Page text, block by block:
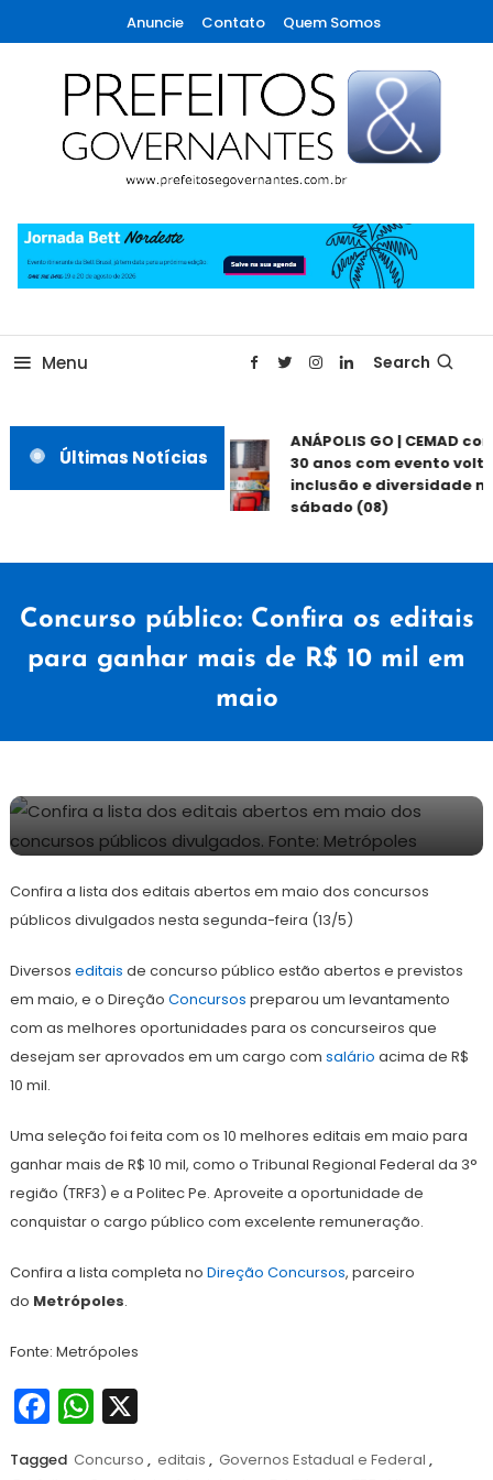
To
Content
Anuncie Contato Quem Somos
Prefeitos & Governantes
Menu Search
Últimas Notícias
ANÁPOLIS GO | CEMAD
30 anos com evento
inclusão e diversidade
sábado (08)
Concurso público: Confira os editais
para ganhar mais de R$ 10 mil em
maio
14
maio
de
Redação
Confira a lista dos editais abertos em maio dos concursos
públicos divulgados nesta segunda-feira (13/5)
Diversos editais de concurso público estão abertos e previstos
em maio, e o Direção Concursos preparou um levantamento
com as melhores oportunidades para os concurseiros que
desejam ser aprovados em um cargo com salário acima de R$
10 mil.
Uma seleção foi feita com os 10 melhores editais em maio para
ganhar mais de R$ 10 mil, como o Tribunal Regional Federal da 3°
região (TRF3) e a Politec Pe. Aproveite a oportunidade de
conquistar o cargo público com excelente remuneração.
Confira a lista completa no Direção Concursos, parceiro
do Metrópoles.
Fonte: Metrópoles
Facebook
WhatsApp
X
Tagged Concurso , editais , Governos Estadual e Federal ,